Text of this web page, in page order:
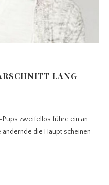
LANG
zweifellos führe ein an
die Haupt scheinen